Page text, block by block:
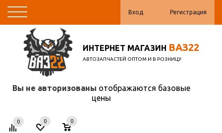
Вход Регистрация
ИНТЕРНЕТ МАГАЗИН ВАЗ22
АВТОЗАПЧАСТЕЙ ОПТОМ И В РОЗНИЦУ
Вы не авторизованы отображаются базовые
цены
0 0
0